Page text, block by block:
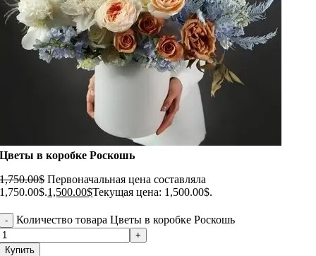
Цветы в коробке Роскошь
1,750.00$ Первоначальная цена составляла
1,750.00$.1,500.00$Текущая цена: 1,500.00$.
Количество товара Цветы в коробке Роскошь
Купить